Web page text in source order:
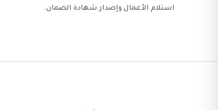
استلام الأعمال وإصدار شهادة الضمان.